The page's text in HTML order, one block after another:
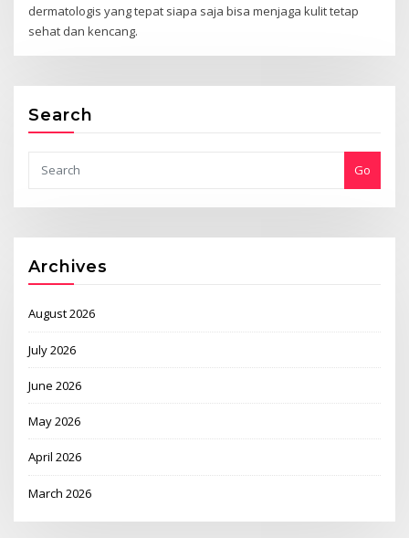
dermatologis yang tepat siapa saja bisa menjaga kulit tetap
sehat dan kencang.
Search
Go
Archives
August 2026
July 2026
June 2026
May 2026
April 2026
March 2026